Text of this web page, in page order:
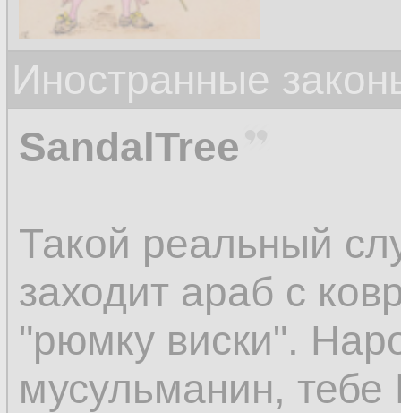
Иностранные
SandalTree
Такой реальный
заходит араб с
"рюмку виски".
мусульманин,